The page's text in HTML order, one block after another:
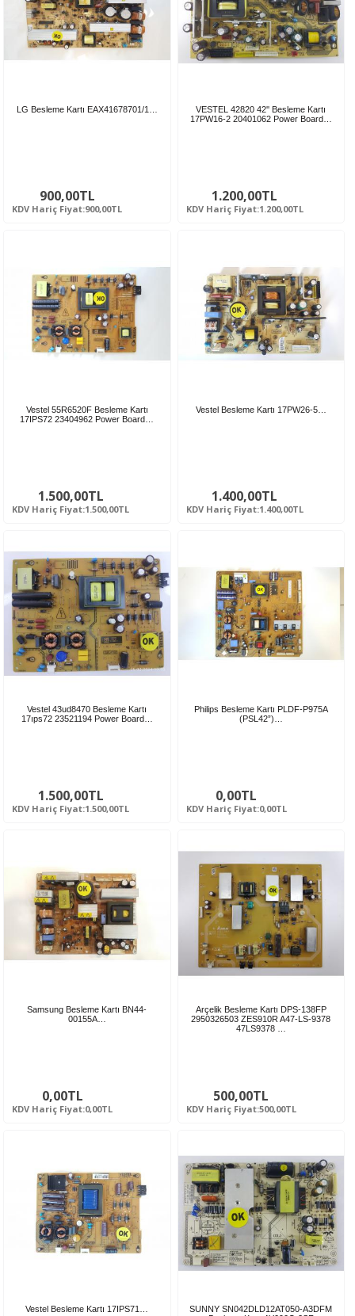
LG Besleme Kartı EAX41678701/1…
900,00TL
KDV Hariç Fiyat:900,00TL
VESTEL 42820 42'' Besleme Kartı
17PW16-2 20401062 Power Board…
1.200,00TL
KDV Hariç Fiyat:1.200,00TL
Vestel 55R6520F Besleme Kartı
17IPS72 23404962 Power Board…
1.500,00TL
KDV Hariç Fiyat:1.500,00TL
Vestel Besleme Kartı 17PW26-5…
1.400,00TL
KDV Hariç Fiyat:1.400,00TL
Vestel 43ud8470 Besleme Kartı
17ıps72 23521194 Power Board…
1.500,00TL
KDV Hariç Fiyat:1.500,00TL
Philips Besleme Kartı PLDF-P975A
(PSL42”)…
0,00TL
KDV Hariç Fiyat:0,00TL
Samsung Besleme Kartı BN44-
00155A…
0,00TL
KDV Hariç Fiyat:0,00TL
Arçelik Besleme Kartı DPS-138FP
2950326503 ZES910R A47-LS-9378
47LS9378 …
500,00TL
KDV Hariç Fiyat:500,00TL
Vestel Besleme Kartı 17IPS71…
SUNNY SN042DLD12AT050-A3DFM